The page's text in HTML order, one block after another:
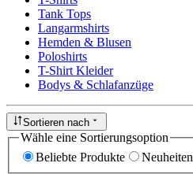
Tank Tops
Langarmshirts
Hemden & Blusen
Poloshirts
T-Shirt Kleider
Bodys & Schlafanzüge
Sortieren nach
Wähle eine Sortierungsoption
Beliebte Produkte
Neuheiten